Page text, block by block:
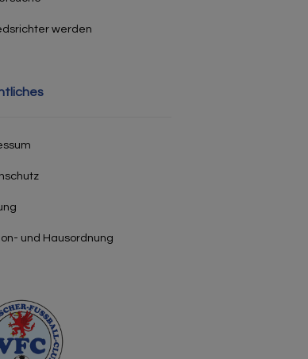
werden
und Hausordnung